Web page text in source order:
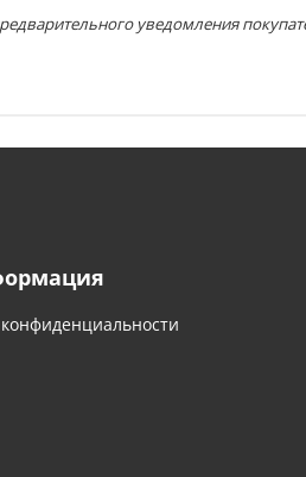
уведомления